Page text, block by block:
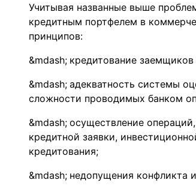
Учитывая названные выше
кредитным портфелем в
принципов:
кредитование заемщиков
адекватность системы
сложности проводимых банком
осуществление
кредитной заявки,
кредитования;
недопущения конфликта